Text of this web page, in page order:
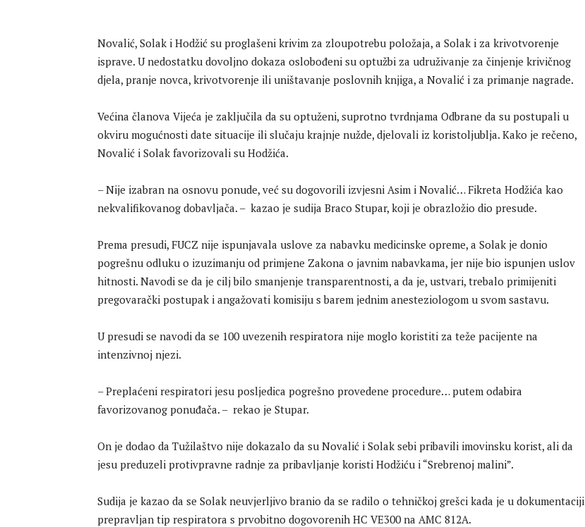
Novalić, Solak i Hodžić su proglašeni krivim za zloupotrebu položaja, a Solak i za krivotvorenje
isprave. U nedostatku dovoljno dokaza oslobođeni su optužbi za udruživanje za činjenje krivičnog
djela, pranje novca, krivotvorenje ili uništavanje poslovnih knjiga, a Novalić i za primanje nagrade.
Većina članova Vijeća je zaključila da su optuženi, suprotno tvrdnjama Odbrane da su postupali u
okviru mogućnosti date situacije ili slučaju krajnje nužde, djelovali iz koristoljublja. Kako je rečeno,
Novalić i Solak favorizovali su Hodžića.
– Nije izabran na osnovu ponude, već su dogovorili izvjesni Asim i Novalić… Fikreta Hodžića kao
nekvalifikovanog dobavljača. – kazao je sudija Braco Stupar, koji je obrazložio dio presude.
Prema presudi, FUCZ nije ispunjavala uslove za nabavku medicinske opreme, a Solak je donio
pogrešnu odluku o izuzimanju od primjene Zakona o javnim nabavkama, jer nije bio ispunjen uslov
hitnosti. Navodi se da je cilj bilo smanjenje transparentnosti, a da je, ustvari, trebalo primijeniti
pregovarački postupak i angažovati komisiju s barem jednim anesteziologom u svom sastavu.
U presudi se navodi da se 100 uvezenih respiratora nije moglo koristiti za teže pacijente na
intenzivnoj njezi.
– Preplaćeni respiratori jesu posljedica pogrešno provedene procedure… putem odabira
favorizovanog ponuđača. – rekao je Stupar.
On je dodao da Tužilaštvo nije dokazalo da su Novalić i Solak sebi pribavili imovinsku korist, ali da
jesu preduzeli protivpravne radnje za pribavljanje koristi Hodžiću i “Srebrenoj malini”.
Sudija je kazao da se Solak neuvjerljivo branio da se radilo o tehničkoj grešci kada je u dokumentaciji
prepravljan tip respiratora s prvobitno dogovorenih HC VE300 na AMC 812A.